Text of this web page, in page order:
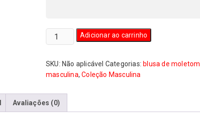
Blusa
de
Masculina
Punk
quantidade
Adicionar ao carrinho
SKU: Não aplicável Categorias: blusa de moletom
masculina,Coleção Masculina
Avaliações (0)